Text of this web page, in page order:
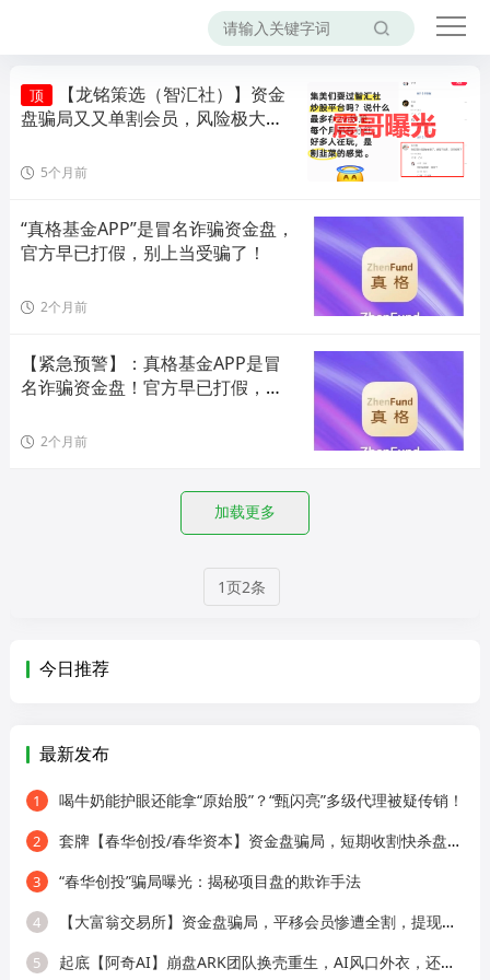
顶
【龙铭策选（智汇社）】资金
盘骗局又又单割会员，风险极大，
5个月前
“真格基金APP”是冒名诈骗资金盘，
官方早已打假，别上当受骗了！
2个月前
【紧急预警】：真格基金APP是冒
名诈骗资金盘！官方早已打假，别
2个月前
加载更多
1页2条
今日推荐
最新发布
1 喝牛奶能护眼还能拿“原始股”？“甄闪亮”多级代理被疑传销！
2 套牌【春华创投/春华资本】资金盘骗局，短期收割快杀盘，远离！
3 “春华创投”骗局曝光：揭秘项目盘的欺诈手法
4 【大富翁交易所】资金盘骗局，平移会员惨遭全割，提现直接封号！
5 起底【阿奇AI】崩盘ARK团队换壳重生，AI风口外衣，还是老牌分销套路！